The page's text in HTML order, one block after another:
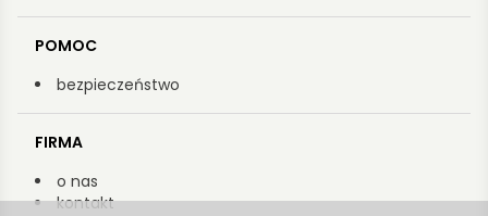
POMOC
bezpieczeństwo
FIRMA
o nas
kontakt